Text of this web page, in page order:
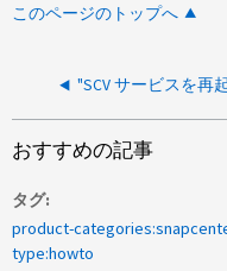
このページのトップへ
おすすめの記事
タグ
product-
type:howto